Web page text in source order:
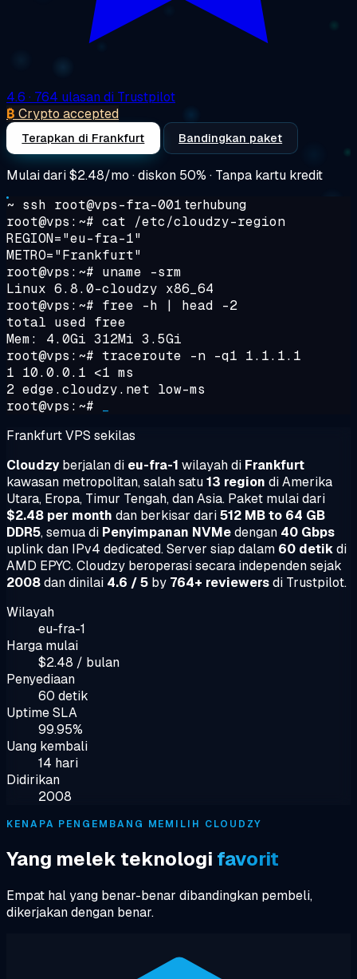
4.6 · 764 ulasan di Trustpilot
₿ Crypto accepted
Terapkan di Frankfurt Bandingkan paket
Mulai dari$2.48/mo · diskon 50% · Tanpa kartu kredit
~ ssh root@vps-fra-001 terhubung
root@vps:~# cat /etc/cloudzy-region
REGION="eu-fra-1"
METRO="Frankfurt"
root@vps:~# uname -srm
Linux 6.8.0-cloudzy x86_64
root@vps:~# free -h | head -2
total used free
Mem: 4.0Gi 312Mi 3.5Gi
root@vps:~# traceroute -n -q1 1.1.1.1
1 10.0.0.1 <1 ms
2 edge.cloudzy.net low-ms
root@vps:~#
Frankfurt VPS sekilas
Cloudzyberjalan di eu-fra-1 wilayah di Frankfurt
kawasan metropolitan, salah satu13 region di Amerika
Utara, Eropa, Timur Tengah, dan Asia. Paket mulai dari
$2.48 per month dan berkisar dari512 MB to 64 GB
DDR5, semua di Penyimpanan NVMedengan 40 Gbps
uplink dan IPv4 dedicated. Server siap dalam 60 detikdi
AMD EPYC. Cloudzy beroperasi secara independen sejak
2008dan dinilai 4.6 / 5 by 764+ reviewersdi Trustpilot.
Wilayah
eu-fra-1
Harga mulai
$2.48 / bulan
Penyediaan
60 detik
Uptime SLA
99.95%
Uang kembali
14 hari
Didirikan
2008
KENAPA PENGEMBANG MEMILIH CLOUDZY
Yang melek teknologi favorit
Empat hal yang benar-benar dibandingkan pembeli,
dikerjakan dengan benar.